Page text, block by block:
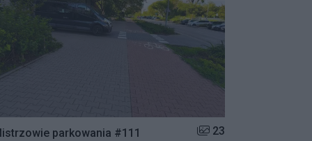
parkowania #111 Liczba zdjęć w galerii:
23